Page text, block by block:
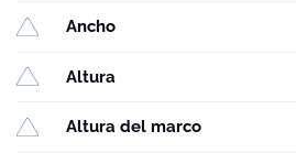
Ancho
Altura
Altura del marco